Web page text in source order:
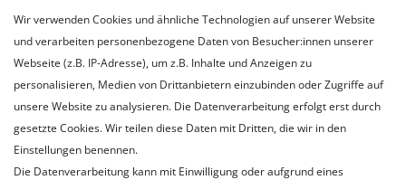
Mein Konto
Registrieren
Login
Unternehmen
Unser Ballon-Lieferservice
Unsere Mitarbeiter
Wir verwenden Cookies und ähnliche Technologien auf unserer Website
und verarbeiten personenbezogene Daten von Besucher:innen unserer
Webseite (z.B. IP-Adresse), um z.B. Inhalte und Anzeigen zu
personalisieren, Medien von Drittanbietern einzubinden oder Zugriffe auf
unsere Website zu analysieren. Die Datenverarbeitung erfolgt erst durch
gesetzte Cookies. Wir teilen diese Daten mit Dritten, die wir in den
Einstellungen benennen.
Die Datenverarbeitung kann mit Einwilligung oder aufgrund eines